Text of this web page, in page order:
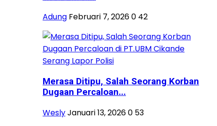
Adung Februari 7, 20260 42
Merasa Ditipu, Salah Seorang Korban
Dugaan Percaloan...
WeslyJanuari 13, 20260 53